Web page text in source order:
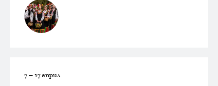
7 – 17 април